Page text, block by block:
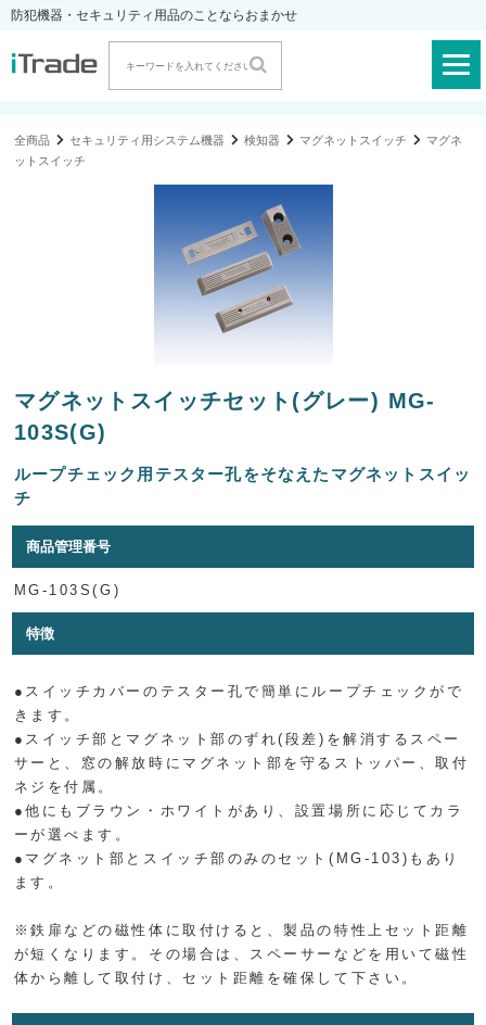
防犯機器・セキュリティ用品のことならおまかせ
全商品 セキュリティ用システム機器 検知器 マグネットスイッチ
マグネ
ットスイッチ
マグネットスイッチセット(グレー) MG-
103S(G)
ループチェック用テスター孔をそなえたマグネットスイッ
チ
商品管理番号
MG-103S(G)
特徴
●スイッチカバーのテスター孔で簡単にループチェックがで
きます。
●スイッチ部とマグネット部のずれ(段差)を解消するスペー
サーと、窓の解放時にマグネット部を守るストッパー、取付
ネジを付属。
●他にもブラウン・ホワイトがあり、設置場所に応じてカラ
ーが選べます。
●マグネット部とスイッチ部のみのセット(MG-103)もあり
ます。
※鉄扉などの磁性体に取付けると、製品の特性上セット距離
が短くなります。その場合は、スペーサーなどを用いて磁性
体から離して取付け、セット距離を確保して下さい。